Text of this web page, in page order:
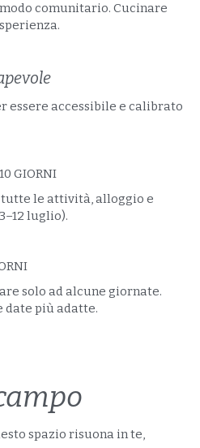
comunitario. Cucinare
essere accessibile e calibrato
GIORNI
le attività, alloggio e
luglio).
solo ad alcune giornate.
date più adatte.
spazio risuona in te,